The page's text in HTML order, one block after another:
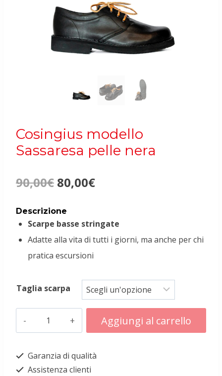
Cosingius modello
Sassaresa pelle nera
90,00€ Il
prezzo
originale
era:
90,00€.
80,00€Il
attuale
80,00€.
Descrizione
Scarpe basse stringate
Adatte alla vita di tutti i giorni, ma anche per chi
pratica escursioni
Taglia scarpa
Cosingius
modello
Aggiungi al carrello
Garanzia di qualità
Assistenza clienti